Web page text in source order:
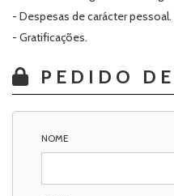
- Despesas de carácter pessoal.
- Gratificações.
PEDIDO
NOME